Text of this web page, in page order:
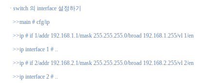
· switch 의 interface 설정하기
>>main # cfg/ip
>>ip # if 1/addr 192.168.1.1/mask 255.255.255.0/broad 192.168.1.255/vl 1/en
>>ip interface 1 # ..
>>ip # if 2/addr 192.168.2.1/mask 255.255.255.0/broad 192.168.2.255/vl 2/en
>>ip interface 2 # ..